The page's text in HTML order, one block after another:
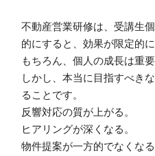
不動産営業研修は、受講生
的にすると、効果が限定的に
もちろん、個人の成長は重要
しかし、本当に目指すべき
ることです。
反響対応の質が上がる。
ヒアリングが深くなる。
物件提案が一方的でなくなる